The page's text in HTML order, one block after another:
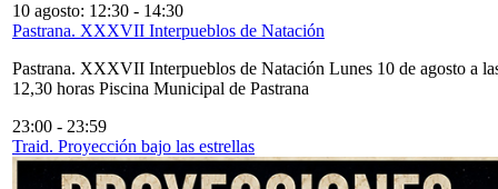
10 agosto: 12:30 - 14:30
Pastrana. XXXVII Interpueblos de Natación
Pastrana. XXXVII Interpueblos de Natación Lunes 10 de agosto a
12,30 horas Piscina Municipal de Pastrana
23:00 - 23:59
Traid. Proyección bajo las estrellas